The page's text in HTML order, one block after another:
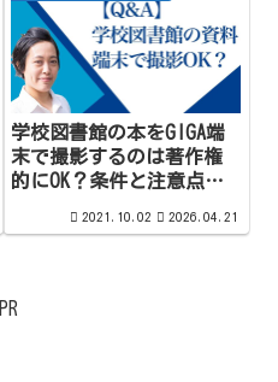
学校図書館の本をGIGA端
末で撮影するのは著作権
的にOK？条件と注意点を
2021.10.02 2026.04.21
PR